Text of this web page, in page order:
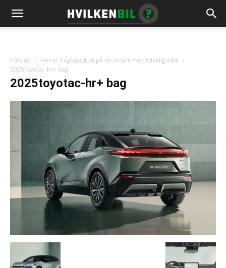
Forside
Her er Toyotas bud på en smart men folkelig elbil
2025toyotac-hr+ bag
2025toyotac-hr+ bag